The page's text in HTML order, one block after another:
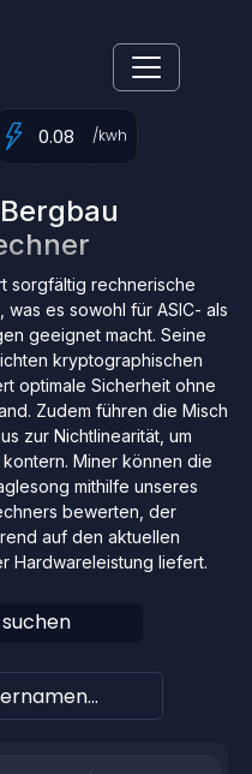
/kwh
sorgfältig rechnerische
es sowohl für ASIC- als
geeignet macht. Seine
kryptographischen
optimale Sicherheit ohne
Zudem führen die Misch
zur Nichtlinearität, um
Miner können die
mithilfe unseres
bewerten, der
auf den aktuellen
Hardwareleistung liefert.